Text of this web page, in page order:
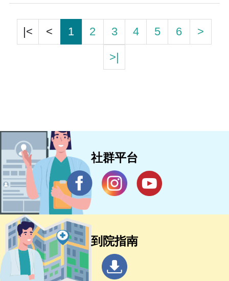
|< < 1 2 3 4 5 6
>
>|
社群平台
到院指南